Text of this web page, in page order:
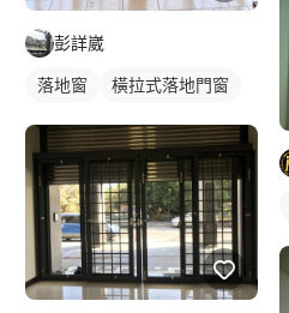
彭詳崴
落地窗 橫拉式落地門窗